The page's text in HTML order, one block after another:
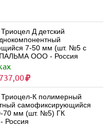
Д детский
7-50 мм (шт. №5 с
ООО - Россия
К полимерный
самофиксирующийся
70 мм (шт. №5) ГК